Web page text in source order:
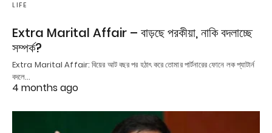
LIFE
Extra Marital Affair – বাড়ছে পরকীয়া, নাকি বদলাচ্ছে
সম্পর্ক?
Extra Marital Affair: বিয়ের আট বছর পর হঠাৎ করে তোমার পার্টনারের ফোনে লক প্যাটার্ন
বদলে…
4 months ago